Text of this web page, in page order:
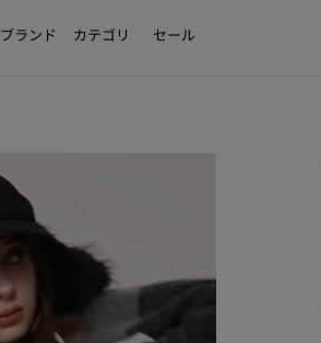
ブランド カテゴリ セール